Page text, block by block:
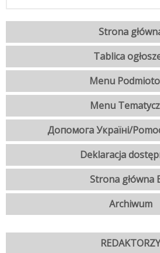
Strona
Tablica
Menu
Menu
Допомога Україні/
Deklaracja
Strona główna
Archiwum